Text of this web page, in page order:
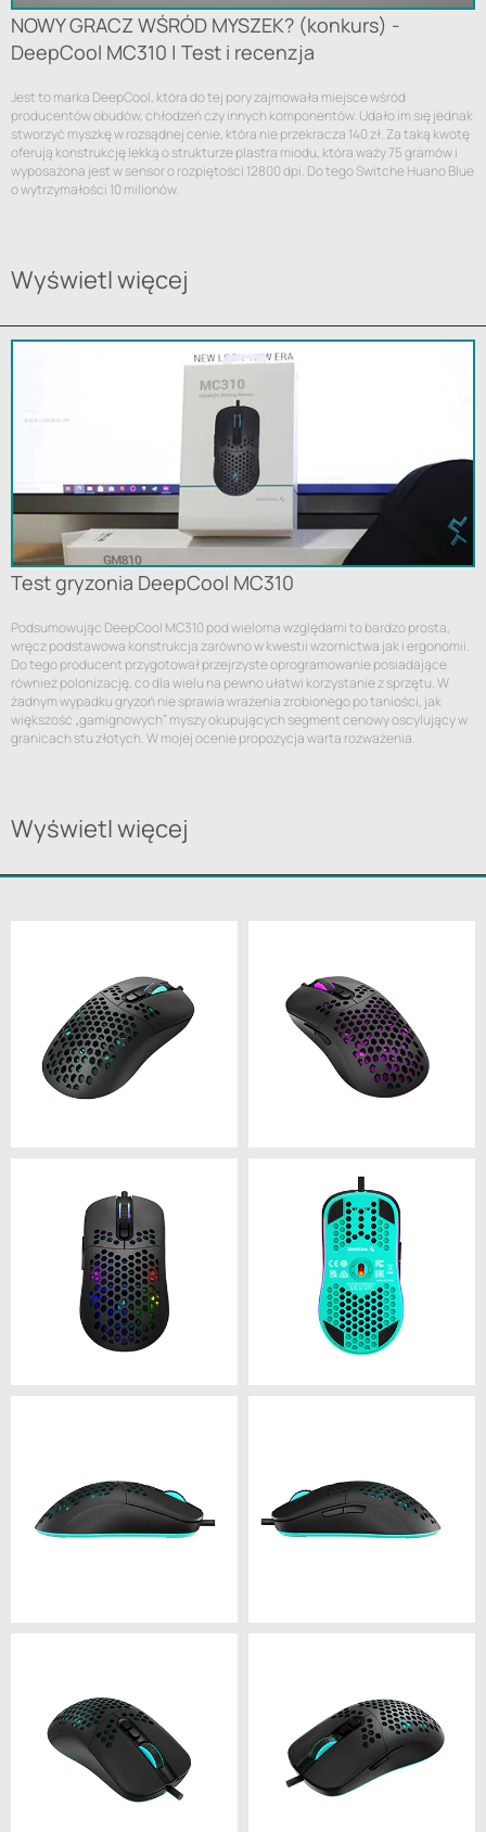
NOWY GRACZ WŚRÓD MYSZEK? (konkurs) -
DeepCool MC310 | Test i recenzja
Jest to marka DeepCool, która do tej pory zajmowała miejsce wśród
producentów obudów, chłodzeń czy innych komponentów. Udało im się jednak
stworzyć myszkę w rozsądnej cenie, która nie przekracza 140 zł. Za taką kwotę
oferują konstrukcję lekką o strukturze plastra miodu, która waży 75 gramów i
wyposażona jest w sensor o rozpiętości 12800 dpi. Do tego Switche Huano Blue
o wytrzymałości 10 milionów.
Wyświetl więcej
Test gryzonia DeepCool MC310
Podsumowując DeepCool MC310 pod wieloma względami to bardzo prosta,
wręcz podstawowa konstrukcja zarówno w kwestii wzornictwa jak i ergonomii.
Do tego producent przygotował przejrzyste oprogramowanie posiadające
również polonizację, co dla wielu na pewno ułatwi korzystanie z sprzętu. W
żadnym wypadku gryzoń nie sprawia wrażenia zrobionego po taniości, jak
większość „gamignowych” myszy okupujących segment cenowy oscylujący w
granicach stu złotych. W mojej ocenie propozycja warta rozważenia.
Wyświetl więcej